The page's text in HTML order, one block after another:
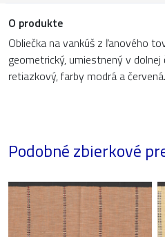
O produkte
Obliečka na vankúš z ľanového
geometrický, umiestnený v
retiazkový, farby modrá a červená.
Podobné zbierkové